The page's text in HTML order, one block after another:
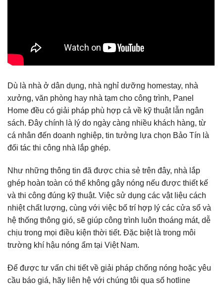
Dù là nhà ở dân dụng, nhà nghỉ dưỡng homestay, nhà
xưởng, văn phòng hay nhà tạm cho công trình, Panel
Home đều có giải pháp phù hợp cả về kỹ thuật lẫn ngân
sách. Đây chính là lý do ngày càng nhiều khách hàng, từ
cá nhân đến doanh nghiệp, tin tưởng lựa chọn Bảo Tín là
đối tác thi công nhà lắp ghép.
Như những thông tin đã được chia sẻ trên đây, nhà lắp
ghép hoàn toàn có thể không gây nóng nếu được thiết kế
và thi công đúng kỹ thuật. Việc sử dụng các vật liệu cách
nhiệt chất lượng, cùng với việc bố trí hợp lý các cửa sổ và
hệ thống thông gió, sẽ giúp công trình luôn thoáng mát, dễ
chịu trong mọi điều kiện thời tiết. Đặc biệt là trong môi
trường khí hậu nóng ẩm tại Việt Nam.
Để được tư vấn chi tiết về giải pháp chống nóng hoặc yêu
cầu báo giá, hãy liên hệ với chúng tôi qua số hotline